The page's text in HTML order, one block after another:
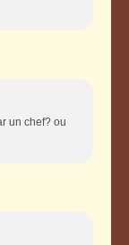
un chef? ou